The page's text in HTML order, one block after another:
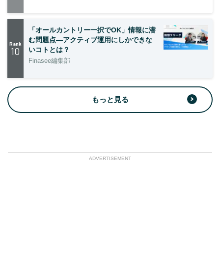
Rank
10
「オールカントリー一択でOK」情報に潜
む問題点―アクティブ運用にしかできな
いコトとは？
Finasee編集部
もっと見る
ADVERTISEMENT